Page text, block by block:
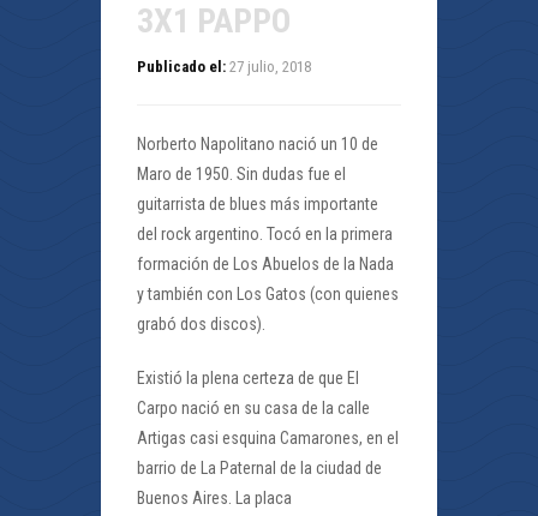
3X1 PAPPO
Publicado el: 27 julio, 2018
Norberto Napolitano nació un 10 de
Maro de 1950. Sin dudas fue el
guitarrista de blues más importante
del rock argentino. Tocó en la primera
formación de Los Abuelos de la Nada
y también con Los Gatos (con quienes
grabó dos discos).
Existió la plena certeza de que El
Carpo nació en su casa de la calle
Artigas casi esquina Camarones, en el
barrio de La Paternal de la ciudad de
Buenos Aires. La placa